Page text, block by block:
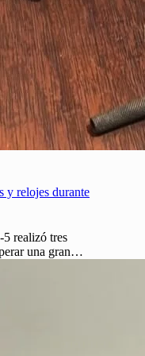
y relojes durante
realizó tres
una gran…